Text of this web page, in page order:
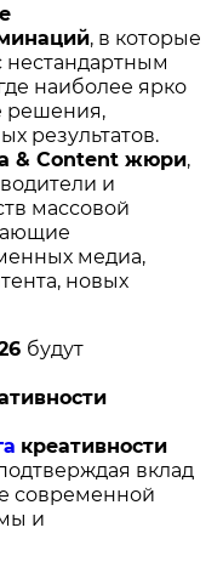
, в которые
нестандартным
наиболее ярко
решения,
результатов.
& Content жюри,
и
массовой
медиа,
новых
будут
креативности
вклад
современной
и